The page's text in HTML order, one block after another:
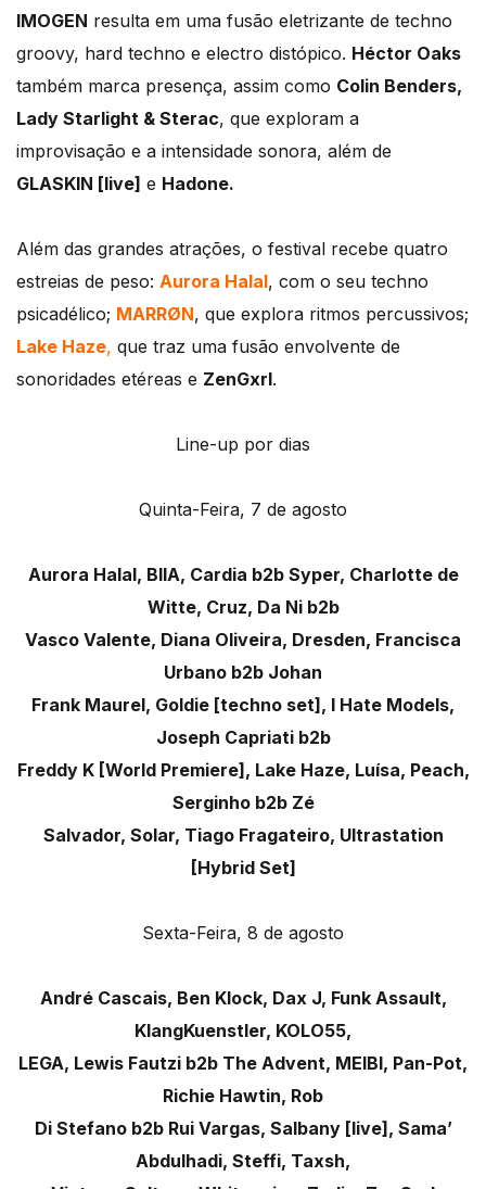
IMOGEN resulta em uma fusão eletrizante de techno
groovy, hard techno e electro distópico. Héctor Oaks
também marca presença, assim como Colin Benders,
Lady Starlight & Sterac, que exploram a
improvisação e a intensidade sonora, além de
GLASKIN [live] e Hadone.
Além das grandes atrações, o festival recebe quatro
estreias de peso: Aurora Halal, com o seu techno
psicadélico; MARRØN, que explora ritmos percussivos;
Lake Haze, que traz uma fusão envolvente de
sonoridades etéreas e ZenGxrl.
Line-up por dias
Quinta-Feira, 7 de agosto
Aurora Halal, BIIA, Cardia b2b Syper, Charlotte de
Witte, Cruz, Da Ni b2b
Vasco Valente, Diana Oliveira, Dresden, Francisca
Urbano b2b Johan
Frank Maurel, Goldie [techno set], I Hate Models,
Joseph Capriati b2b
Freddy K [World Premiere], Lake Haze, Luísa, Peach,
Serginho b2b Zé
Salvador, Solar, Tiago Fragateiro, Ultrastation
[Hybrid Set]
Sexta-Feira, 8 de agosto
André Cascais, Ben Klock, Dax J, Funk Assault,
KlangKuenstler, KOLO55,
LEGA, Lewis Fautzi b2b The Advent, MEIBI, Pan-Pot,
Richie Hawtin, Rob
Di Stefano b2b Rui Vargas, Salbany [live], Sama’
Abdulhadi, Steffi, Taxsh,